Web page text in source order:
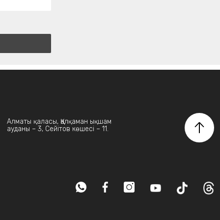
Алматы қаласы, Қалқаман ықшам
ауданы – 3, Сейітов көшесі – 11.